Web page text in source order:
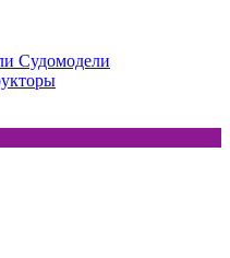
Судомодели